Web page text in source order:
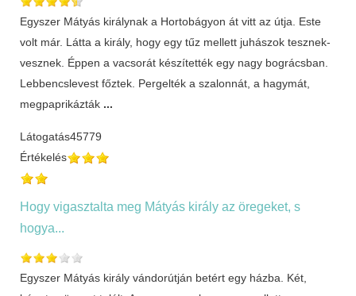
Egyszer Mátyás királynak a Hortobágyon át vitt az útja. Este
volt már. Látta a király, hogy egy tűz mellett juhászok tesznek-
vesznek. Éppen a vacsorát készítették egy nagy bográcsban.
Lebbencslevest főztek. Pergelték a szalonnát, a hagymát,
megpaprikázták ...
Látogatás45779
Értékelés
Hogy vigasztalta meg Mátyás király az öregeket, s
hogya...
Egyszer Mátyás király vándorútján betért egy házba. Két,